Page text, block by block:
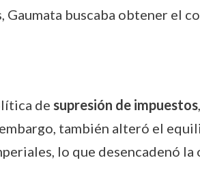
buscaba obtener el
de supresión de impuestos
embargo, también alteró el
lo que desencadenó